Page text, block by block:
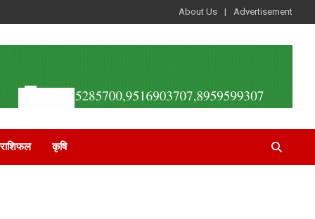
About Us Advertisement
राशिफल कृषि